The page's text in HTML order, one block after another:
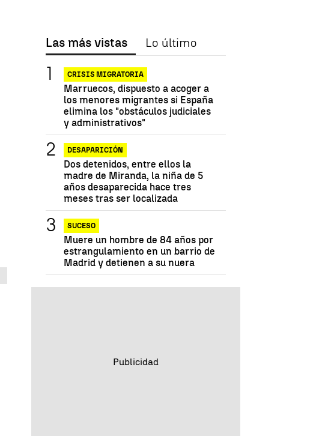
Las más vistas Lo último
CRISIS MIGRATORIA
Marruecos, dispuesto a acoger a
los menores migrantes si España
elimina los "obstáculos judiciales
y administrativos"
DESAPARICIÓN
Dos detenidos, entre ellos la
madre de Miranda, la niña de 5
años desaparecida hace tres
meses tras ser localizada
SUCESO
Muere un hombre de 84 años por
estrangulamiento en un barrio de
Madrid y detienen a su nuera